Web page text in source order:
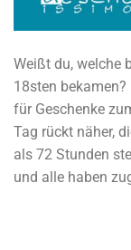
Weißt du, welche
18sten
für Geschenke
Tag rückt näher,
als 72 Stunden
und alle haben